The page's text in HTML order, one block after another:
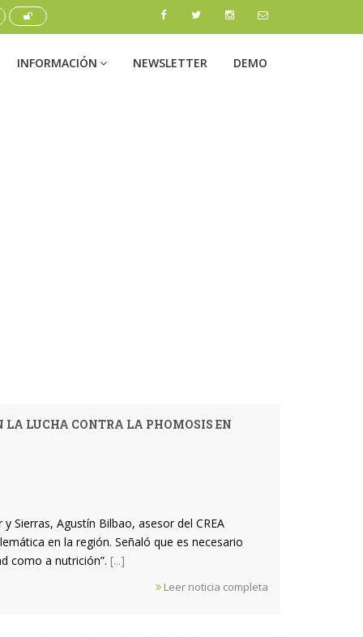
INFORMACIÓN NEWSLETTER DEMO
LA LUCHA CONTRA LA PHOMOSIS EN
Sierras, Agustín Bilbao, asesor del CREA
en la región. Señaló que es necesario
como a nutrición”. [...]
Leer noticia completa